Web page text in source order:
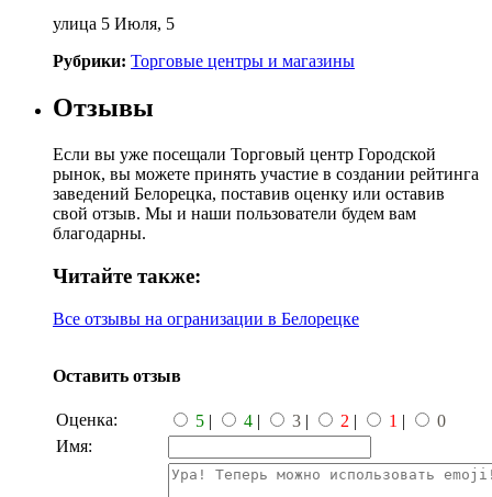
улица 5 Июля, 5
Рубрики: Торговые центры и магазины
Отзывы
Если вы уже посещали Торговый центр Городской
рынок, вы можете принять участие в создании рейтинга
заведений Белорецка, поставив оценку или оставив
свой отзыв. Мы и наши пользователи будем вам
благодарны.
Читайте также:
Все отзывы на огранизации в Белорецке
Оставить отзыв
Оценка: 5 | 4 | 3 | 2 | 1 |
0
Имя: